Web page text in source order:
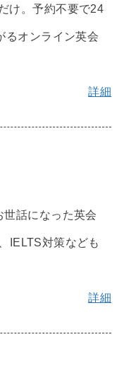
け。予約不要で24
るオンライン英会
詳細
話になった英会
IELTS対策なども
詳細